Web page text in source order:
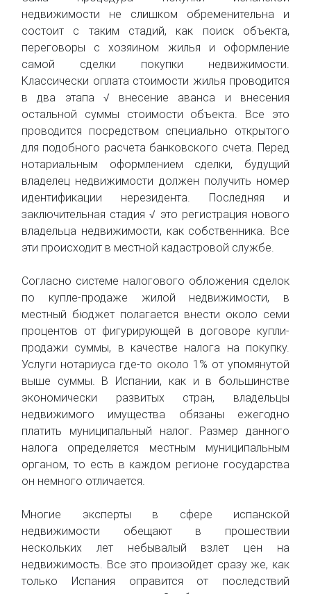
недвижимости не слишком обременительна и
состоит с таким стадий, как поиск объекта,
переговоры с хозяином жилья и оформление
самой сделки покупки недвижимости.
Классически оплата стоимости жилья проводится
в два этапа √ внесение аванса и внесения
остальной суммы стоимости объекта. Все это
проводится посредством специально открытого
для подобного расчета банковского счета. Перед
нотариальным оформлением сделки, будущий
владелец недвижимости должен получить номер
идентификации нерезидента. Последняя и
заключительная стадия √ это регистрация нового
владельца недвижимости, как собственника. Все
эти происходит в местной кадастровой службе.
Согласно системе налогового обложения сделок
по купле-продаже жилой недвижимости, в
местный бюджет полагается внести около семи
процентов от фигурирующей в договоре купли-
продажи суммы, в качестве налога на покупку.
Услуги нотариуса где-то около 1% от упомянутой
выше суммы. В Испании, как и в большинстве
экономически развитых стран, владельцы
недвижимого имущества обязаны ежегодно
платить муниципальный налог. Размер данного
налога определяется местным муниципальным
органом, то есть в каждом регионе государства
он немного отличается.
Многие эксперты в сфере испанской
недвижимости обещают в прошествии
нескольких лет небывалый взлет цен на
недвижимость. Все это произойдет сразу же, как
только Испания оправится от последствий